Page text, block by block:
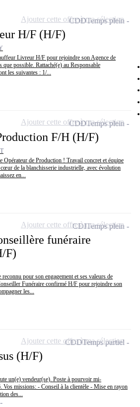
H/F (H/F)
Livreur H/F pour rejoindre son Agence de
possible. Rattaché(e) au Responsable
les suivantes : 1/...
CDDTemps plein
Ajouter cette offre à ma sélection
F/H (H/F)
de Production ! Travail concret et équipe
de la blanchisserie industrielle, avec évolution
en...
CDDTemps plein
Ajouter cette offre à ma sélection
funéraire
F)
pour son engagement et ses valeurs de
Funéraire confirmé H/F pour rejoindre son
les...
CDITemps plein
Ajouter cette offre à ma sélection
(H/F)
un(e) vendeur(se). Poste à pourvoir mi-
Vos missions: - Conseil à la clientèle - Mise en rayon
des...
CDDTemps partiel
Ajouter cette offre à ma sélection